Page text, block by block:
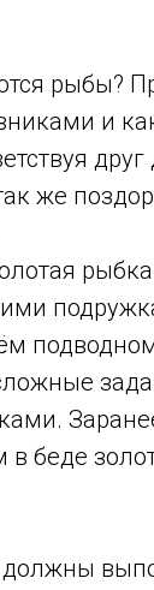
рыбы?
и
же
в беде